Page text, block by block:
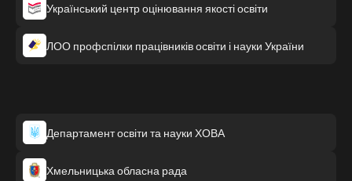
Український центр оцінювання якості освіти
ЛОО профспілки працівників освіти і науки України
Департамент освіти та науки ХОВА
Хмельницька обласна рада